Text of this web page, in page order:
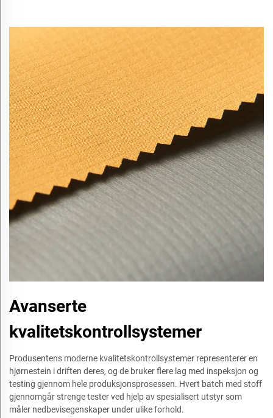
Avanserte
kvalitetskontrollsystemer
Produsentens moderne kvalitetskontrollsystemer representerer en
hjørnestein i driften deres, og de bruker flere lag med inspeksjon og
testing gjennom hele produksjonsprosessen. Hvert batch med stoff
gjennomgår strenge tester ved hjelp av spesialisert utstyr som
måler nedbevisegenskaper under ulike forhold.